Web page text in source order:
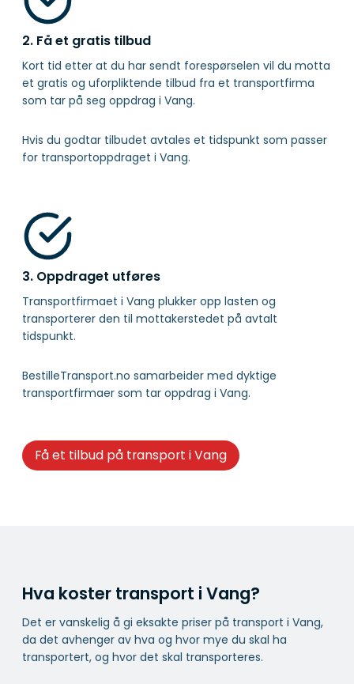
2. Få et gratis tilbud
Kort tid etter at du har sendt forespørselen vil du motta
et gratis og uforpliktende tilbud fra et transportfirma
som tar på seg oppdrag i Vang.
Hvis du godtar tilbudet avtales et tidspunkt som passer
for transportoppdraget i Vang.
3. Oppdraget utføres
Transportfirmaet i Vang plukker opp lasten og
transporterer den til mottakerstedet på avtalt
tidspunkt.
BestilleTransport.no samarbeider med dyktige
transportfirmaer som tar oppdrag i Vang.
Få et tilbud på transport i Vang
Hva koster transport i Vang?
Det er vanskelig å gi eksakte priser på transport i Vang,
da det avhenger av hva og hvor mye du skal ha
transportert, og hvor det skal transporteres.